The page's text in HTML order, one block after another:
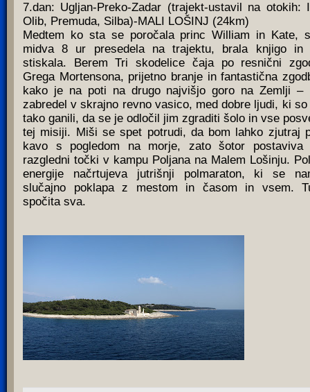
7.dan: Ugljan-Preko-Zadar (trajekt-ustavil na otokih:
Olib, Premuda, Silba)-MALI LOŠINJ (24km)
Medtem ko sta se poročala princ William in Kate,
midva 8 ur presedela na trajektu, brala knjigo in
stiskala. Berem Tri skodelice čaja po resnični
Grega Mortensona, prijetno branje in fantastična
kako je na poti na drugo najvišjo goro na Zemlji –
zabredel v skrajno revno vasico, med dobre ljudi, ki so
tako ganili, da se je odločil jim zgraditi šolo in vse
tej misiji. Miši se spet potrudi, da bom lahko zjutraj
kavo s pogledom na morje, zato šotor postaviva
razgledni točki v kampu Poljana na Malem Lošinju.
energije načrtujeva jutrišnji polmaraton, ki se
slučajno poklapa z mestom in časom in vsem.
spočita sva.